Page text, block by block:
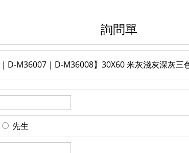
詢問單
D-M36007｜D-M36008】30X60 米灰淺灰深灰
先生